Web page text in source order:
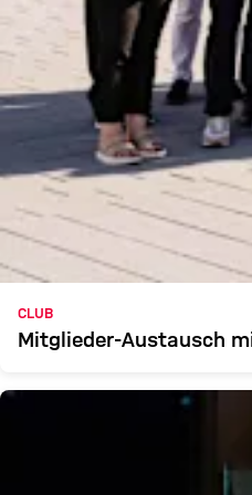
CLUB
Mitglieder-Austausch